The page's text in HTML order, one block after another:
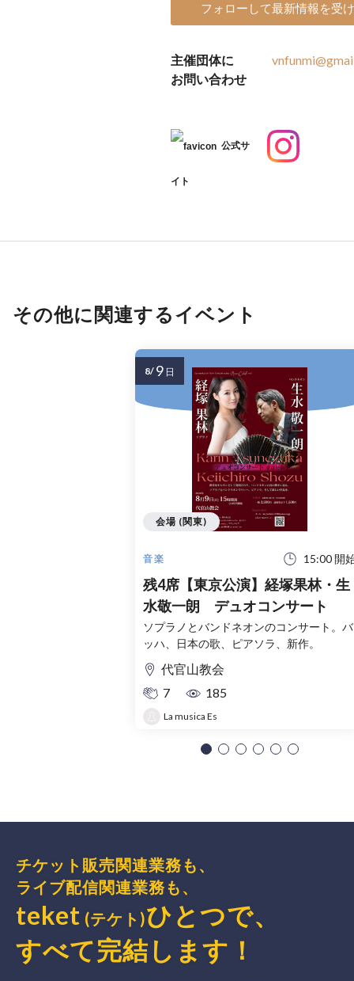
フォローして最新情報を受
主催団体に
お問い合わせ
公式サ
イト
その他に関連するイベント
音楽 15:00 開
残4席【東京公演】経塚果林・生
水敬一朗 デュオコンサート
ソプラノとバンドネオンのコンサート。バ
ッハ、日本の歌、ピアソラ、新作。
代官山教会
7
185
La musica Es
会場 (関東)
8/ 9 日
チケット販売関連業務も、
ライブ配信関連業務も、
teket (テケト)ひとつで、
すべて完結 します ！